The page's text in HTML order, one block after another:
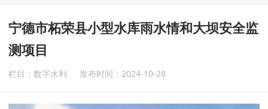
宁德市柘荣县小型水库雨水情和大坝安全监
测项目
栏目：数字水利 发布时间：2024-10-28